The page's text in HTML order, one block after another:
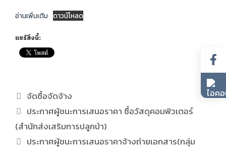
อ่านเพิ่มเติม ดาวน์โหลด
แชร์สิ่งนี้:
จัดซื้อจัดจ้าง
ประกาศผู้ชนะการเสนอราคา ซื้อวัสดุคอมพิวเตอร์
(สำนักส่งเสริมการปลูกป่า)
ประกาศผู้ชนะการเสนอราคาจ้างถ่ายเอกสาร(กลุ่ม